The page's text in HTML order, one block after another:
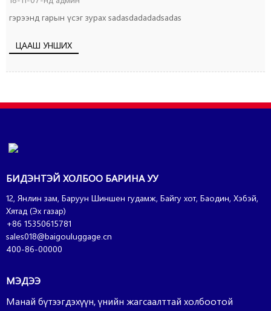
гэрээнд гарын үсэг зурах sadasdadadadsadas
ЦААШ УНШИХ
БИДЭНТЭЙ ХОЛБОО БАРИНА УУ
12, Янлин зам, Баруун Шиншен гудамж, Байгу хот, Баодин, Хэбэй,
Хятад (Эх газар)
+86 15350615781
sales018@baigouluggage.cn
400-86-00000
МЭДЭЭ
Манай бүтээгдэхүүн, үнийн жагсаалттай холбоотой